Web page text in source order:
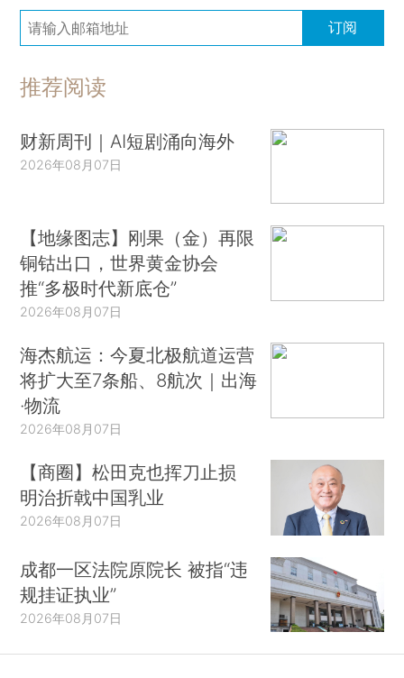
订阅
推荐阅读
财新周刊｜AI短剧涌向海外
2026年08月07日
【地缘图志】刚果（金）再限
铜钴出口，世界黄金协会
推“多极时代新底仓”
2026年08月07日
海杰航运：今夏北极航道运营
将扩大至7条船、8航次｜出海
·物流
2026年08月07日
【商圈】松田克也挥刀止损
明治折戟中国乳业
2026年08月07日
成都一区法院原院长 被指“违
规挂证执业”
2026年08月07日